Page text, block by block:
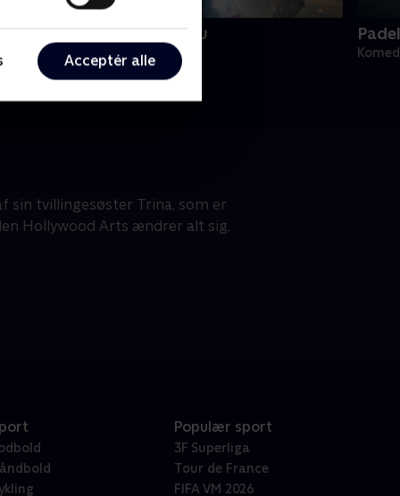
Acceptér alle
Detektivbureau
• 1 sæsoner
sin tvillingesøster Trina, som er
Hollywood Arts ændrer alt sig,
Populær sport
3F Superliga
Tour de France
FIFA VM 2026